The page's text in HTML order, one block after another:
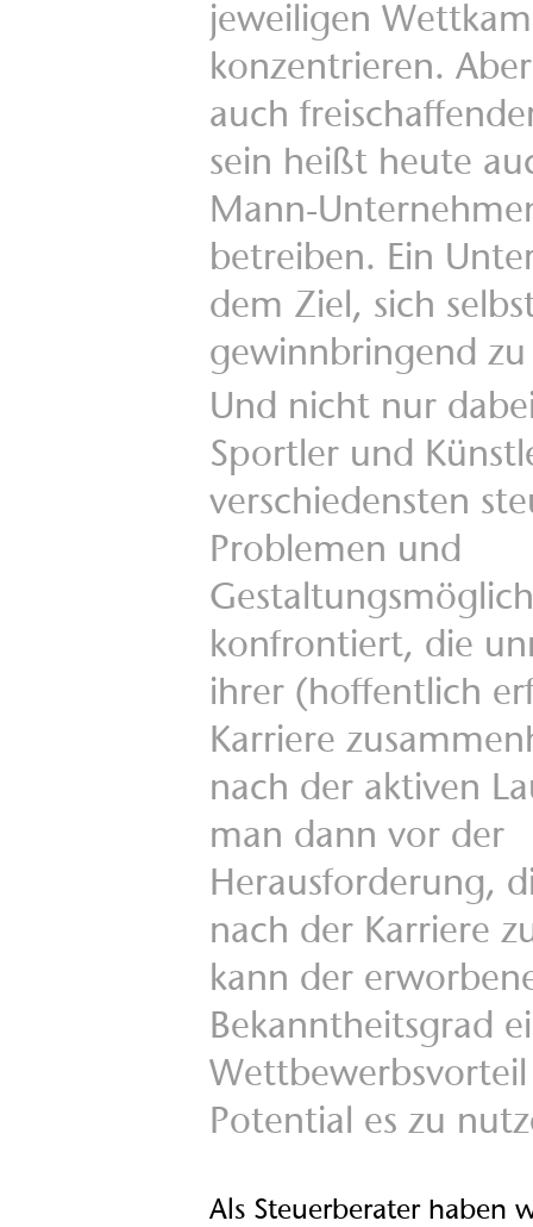
jeweiligen
konzentrieren.
auch
sein heißt heute
Mann-
betreiben. Ein
dem Ziel, sich
gewinnbringend
Und nicht nur
Sportler und
verschiedensten
Problemen und
konfrontiert, die
ihrer (hoffentlich
Karriere
nach der aktiven
man dann vor der
Herausforderung,
nach der Karriere
kann der
Bekanntheitsgrad
Wettbewerbsvorteil
Potential es zu
Als Steuerberater haben